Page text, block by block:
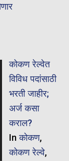
कोकण रेल्वेत
विविध पदांसाठी
भरती जाहीर;
अर्ज कसा
कराल?
Inकोकण,
कोकण रेल्वे,